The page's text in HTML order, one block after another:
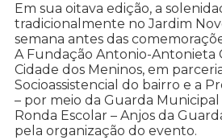
Em sua oitava edição, a
tradicionalmente no Jardim
semana antes das
A Fundação Antonio-Antonieta
Cidade dos Meninos, em
Socioassistencial do bairro e a
– por meio da Guarda
Ronda Escolar – Anjos da
pela organização do evento.